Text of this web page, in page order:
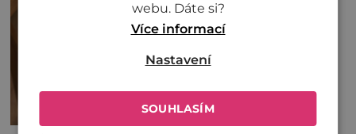
webu. Dáte si?
Více informací
SOUHLASÍM
Nastavení